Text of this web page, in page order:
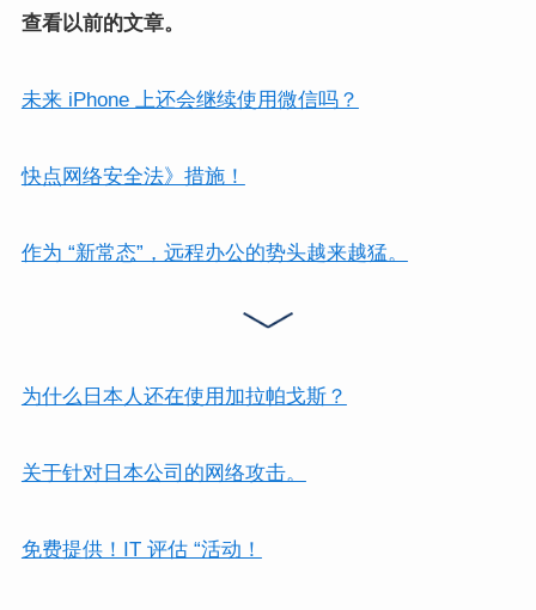
查看以前的文章。
未来 iPhone 上还会继续使用微信吗？
快点网络安全法》措施！
作为 “新常态”，远程办公的势头越来越猛。
为什么日本人还在使用加拉帕戈斯？
关于针对日本公司的网络攻击。
免费提供！IT 评估 “活动！